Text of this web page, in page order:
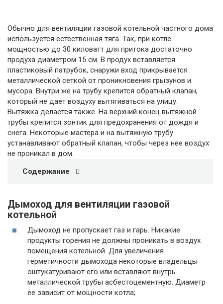
Обычно для вентиляции газовой котельной частного дома
используется естественная тяга. Так, при котле
мощностью до 30 киловатт для притока достаточно
продуха диаметром 15 см. В продух вставляется
пластиковый патрубок, снаружи вход прикрывается
металлической сеткой от проникновения грызунов и
мусора. Внутри же на трубу крепится обратный клапан,
который не дает воздуху вытягиваться на улицу.
Вытяжка делается также. На верхний конец вытяжной
трубы крепится зонтик для предохранения от дождя и
снега. Некоторые мастера и на вытяжную трубу
устанавливают обратный клапан, чтобы через нее воздух
не проникал в дом.
Содержание
Дымоход для вентиляции газовой
котельной
Дымоход не пропускает газ и гарь. Никакие
продукты горения не должны проникать в воздух
помещения котельной. Для увеличения
герметичности дымохода некоторые владельцы
оштукатуривают его или вставляют внутрь
металлической трубы асбестоцементную. Диаметр
ее зависит от мощности котла;